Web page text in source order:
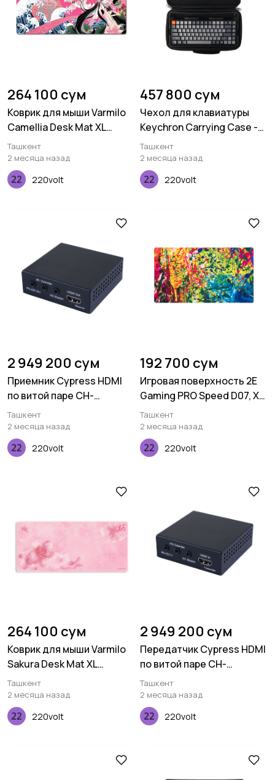
264 100 сум
Коврик для мыши Varmilo
Camellia Desk Mat XL
(900х400х3мм)
Ташкент
2 месяца назад
220volt
457 800 сум
Чехол для клавиатуры
Keychron Carrying Case -
For K2 Plastic Frame
Ташкент
2 месяца назад
220volt
2 949 200 сум
Приемник Cypress HDMI
по витой паре CH-
506RXPLBD
Ташкент
2 месяца назад
220volt
192 700 сум
Игровая поверхность 2E
Gaming PRO Speed D07, XL
(800x450x3мм),
многоцветный
Ташкент
2 месяца назад
220volt
264 100 сум
Коврик для мыши Varmilo
Sakura Desk Mat XL
(900х400х3мм)
Ташкент
2 месяца назад
220volt
2 949 200 сум
Передатчик Cypress HDMI
по витой паре CH-
506TXPLBD
Ташкент
2 месяца назад
220volt